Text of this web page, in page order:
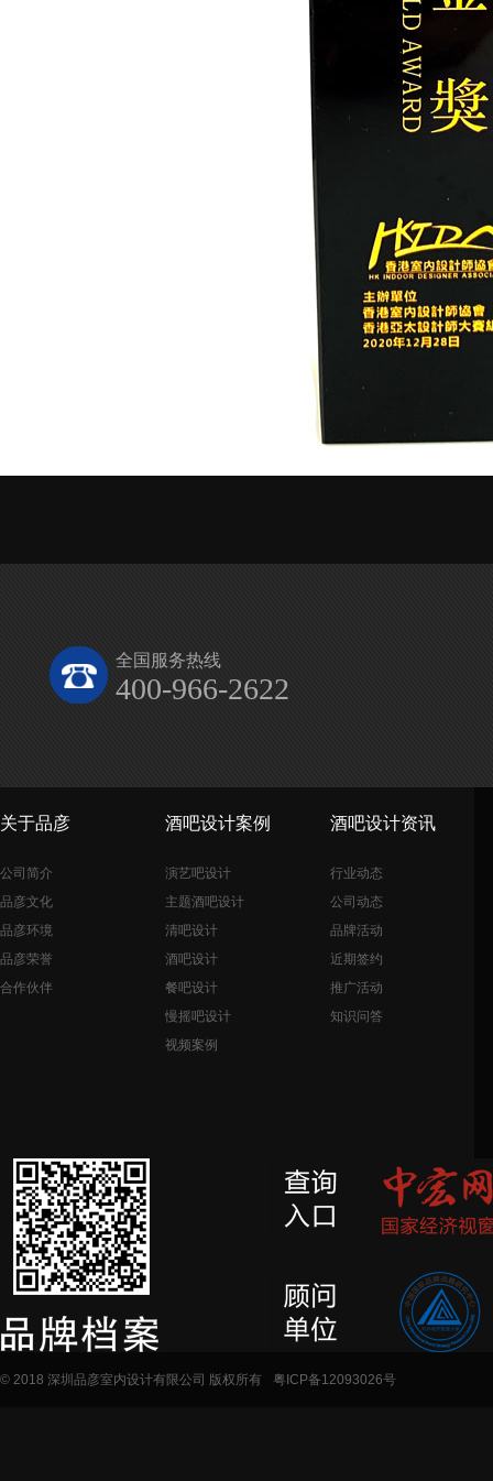
全国服务热线
400-966-2622
关于品彦
公司简介
品彦文化
品彦环境
品彦荣誉
合作伙伴
酒吧设计案例
演艺吧设计
主题酒吧设计
清吧设计
酒吧设计
餐吧设计
慢摇吧设计
视频案例
酒吧设计资讯
行业动态
公司动态
品牌活动
近期签约
推广活动
知识问答
© 2018 深圳品彦室内设计有限公司 版权所有 粤ICP备12093026号